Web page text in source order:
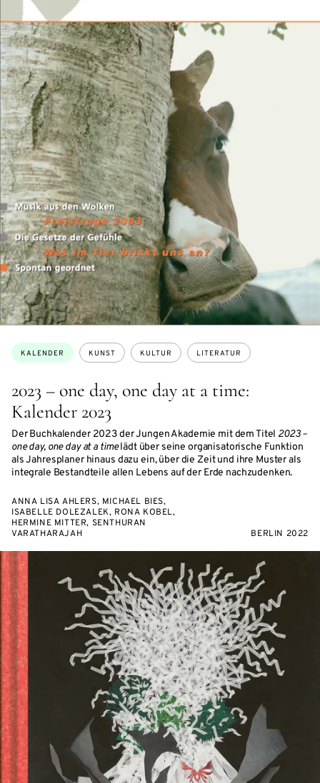
2023 – one day, one day at a time:
Kalender 2023
Der Buchkalender 2023 der Jungen Akademie mit dem Titel 2023 –
one day, one day at a timelädt über seine organisatorische Funktion
als Jahresplaner hinaus dazu ein, über die Zeit und ihre Muster als
integrale Bestandteile allen Lebens auf der Erde nachzudenken.
Themen:
KALENDER KUNST KULTUR LITERATUR
ANNA LISA AHLERS, MICHAEL BIES,
ISABELLE DOLEZALEK, RONA KOBEL,
HERMINE MITTER, SENTHURAN
VARATHARAJAH
BERLIN 2022